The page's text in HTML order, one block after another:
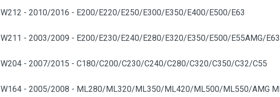
W212 - 2010/2016 - E200/E220/E250/E300/E350/E400/E500/E63
W211 - 2003/2009 - E200/E230/E240/E280/E320/E350/E500/E55AMG/
W204 - 2007/2015 - C180/C200/C230/C240/C280/C320/C350/C32/C55
W164 - 2005/2008 - ML280/ML320/ML350/ML420/ML500/ML550/AMG